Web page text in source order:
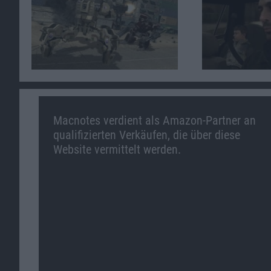
Macnotes verdient als Amazon-Partner an
qualifizierten Verkäufen, die über diese
Website vermittelt werden.